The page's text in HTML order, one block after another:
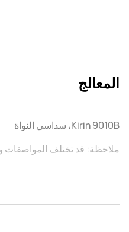
المعالج
Kirin 9010B، سداسي النواة
ملاحظة: قد تختلف المواصفات